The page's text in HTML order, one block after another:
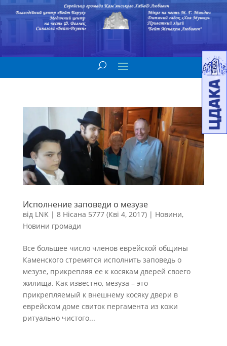
Исполнение заповеди о мезузе
від LNK| 8 Нісана 5777 (Кві 4, 2017)| Новини,
Новини громади
Все большее число членов еврейской общины
Каменского стремятся исполнить заповедь о
мезузе, прикрепляя ее к косякам дверей своего
жилища. Как известно, мезуза – это
прикрепляемый к внешнему косяку двери в
еврейском доме свиток пергамента из кожи
ритуально чистого...